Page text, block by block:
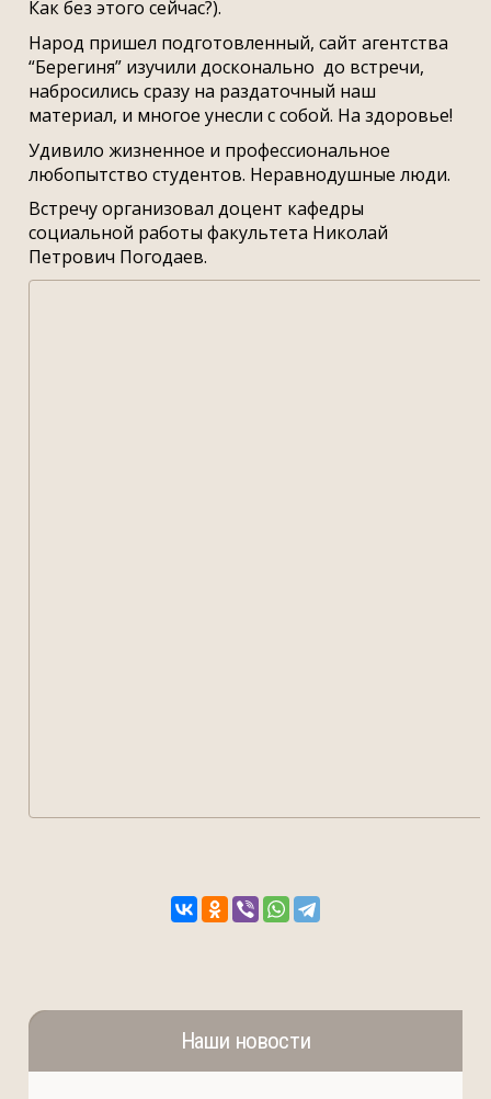
Как без этого сейчас?).
Народ пришел подготовленный, сайт агентства
“Берегиня” изучили досконально до встречи,
набросились сразу на раздаточный наш
материал, и многое унесли с собой. На здоровье!
Удивило жизненное и профессиональное
любопытство студентов. Неравнодушные люди.
Встречу организовал доцент кафедры
социальной работы факультета Николай
Петрович Погодаев.
Наши новости